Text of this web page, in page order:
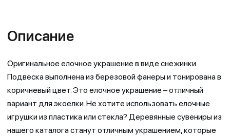
Описание
Оригинальное елочное украшение в виде снежинки.
Подвеска выполнена из березовой фанеры и тонирована в
коричневый цвет. Это елочное украшение – отличный
вариант для экоелки. Не хотите использовать елочные
игрушки из пластика или стекла? Деревянные сувениры из
нашего каталога станут отличным украшением, которые